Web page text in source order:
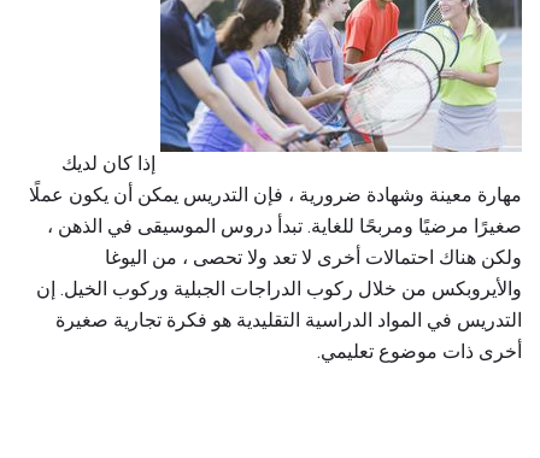
إذا كان لديك
مهارة معينة وشهادة ضرورية ، فإن التدريس يمكن أن يكون عملًا
صغيرًا مرضيًا ومربحًا للغاية. تبدأ دروس الموسيقى في الذهن ،
ولكن هناك احتمالات أخرى لا تعد ولا تحصى ، من اليوغا
والأيروبكس من خلال ركوب الدراجات الجبلية وركوب الخيل. إن
التدريس في المواد الدراسية التقليدية هو فكرة تجارية صغيرة
أخرى ذات موضوع تعليمي.